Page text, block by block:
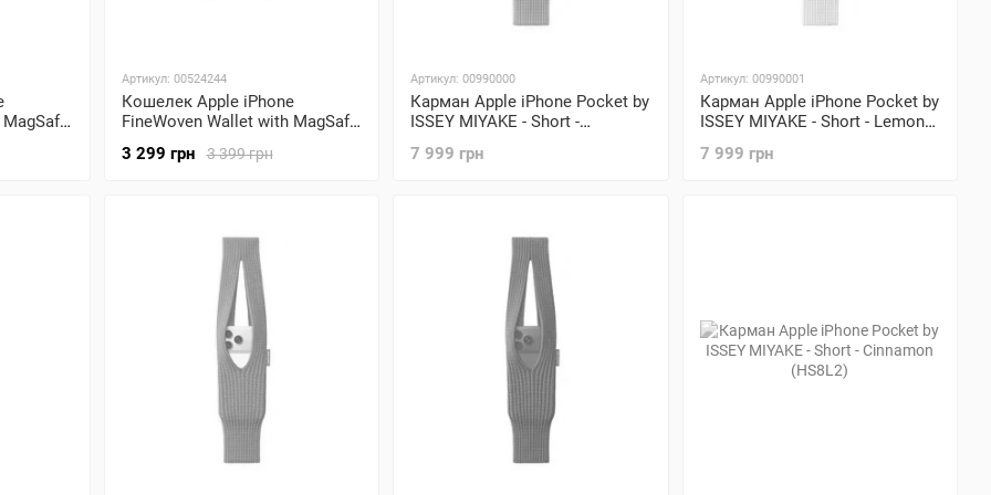
Артикул: 00524244
Кошелек Apple iPhone
FineWoven Wallet with MagSafe
3 399 грн
3 299 грн
Артикул: 00990000
Карман Apple iPhone Pocket by
ISSEY MIYAKE - Short -
7 999 грн
Артикул: 00990001
Карман Apple iPhone Pocket by
ISSEY MIYAKE - Short - Lemon
7 999 грн